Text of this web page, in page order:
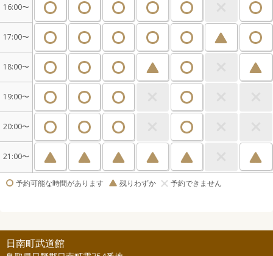
16:00〜
17:00〜
18:00〜
19:00〜
20:00〜
21:00〜
予約可能な時間があります 残りわずか 予約できません
日南町武道館